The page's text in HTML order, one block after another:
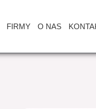
FIRMY O NAS